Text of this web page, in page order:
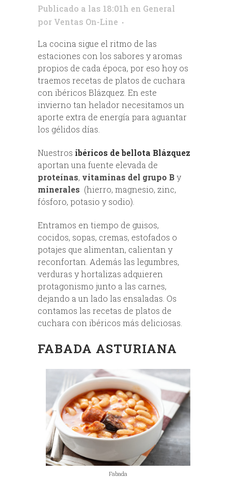
Publicado a las 18:01h en General
por Ventas On-Line
La cocina sigue el ritmo de las
estaciones con los sabores y aromas
propios de cada época, por eso hoy os
traemos recetas de platos de cuchara
con ibéricos Blázquez. En este
invierno tan helador necesitamos un
aporte extra de energía para aguantar
los gélidos días.
Nuestros ibéricos de bellota Blázquez
aportan una fuente elevada de
proteínas, vitaminas del grupo By
minerales (hierro, magnesio, zinc,
fósforo, potasio y sodio).
Entramos en tiempo de guisos,
cocidos, sopas, cremas, estofados o
potajes que alimentan, calientan y
reconfortan. Además las legumbres,
verduras y hortalizas adquieren
protagonismo junto a las carnes,
dejando a un lado las ensaladas. Os
contamos las recetas de platos de
cuchara con ibéricos más deliciosas.
FABADA ASTURIANA
Fabada